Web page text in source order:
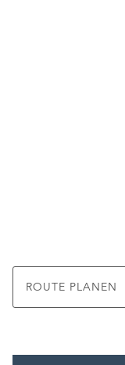
ROUTE PLANEN